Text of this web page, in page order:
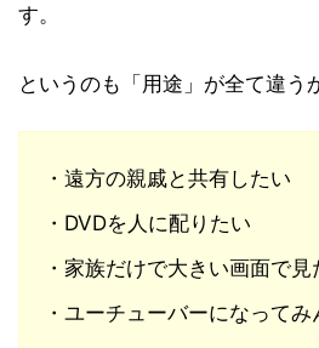
す。
というのも「用途」が全て違う
・遠方の親戚と共有したい
・DVDを人に配りたい
・家族だけで大きい画面で見
・ユーチューバーになってみ